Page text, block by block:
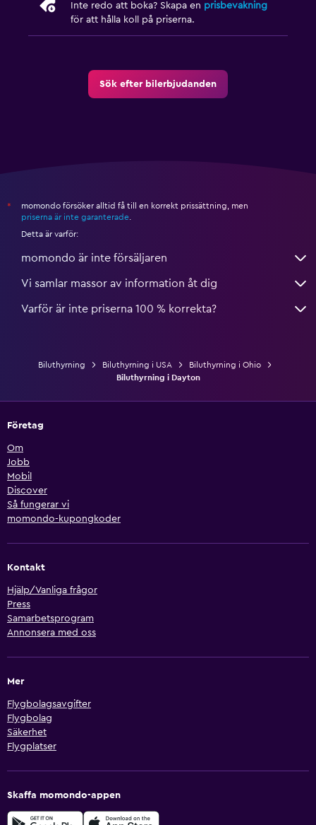
Inte redo att boka? Skapa en prisbevakning
för att hålla koll på priserna.
Sök efter bilerbjudanden
*
momondo försöker alltid få till en korrekt prissättning, men
priserna är inte garanterade.
Detta är varför:
momondo är inte försäljaren
Vi samlar massor av information åt dig
Varför är inte priserna 100 % korrekta?
Biluthyrning Biluthyrning i USA
Biluthyrning i Ohio
Biluthyrning i Dayton
Företag
Om
Jobb
Mobil
Discover
Så fungerar vi
momondo-kupongkoder
Kontakt
Hjälp/Vanliga frågor
Press
Samarbetsprogram
Annonsera med oss
Mer
Flygbolagsavgifter
Flygbolag
Säkerhet
Flygplatser
Skaffa momondo-appen